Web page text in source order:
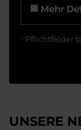
Mehr
* Pflichtfelder
UNSERE